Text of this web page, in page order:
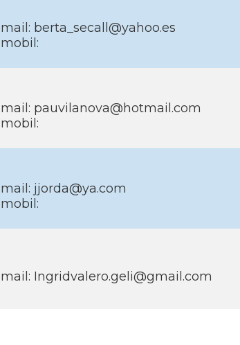
mail: berta_secall@yahoo.es
mobil:
mail: pauvilanova@hotmail.com
mobil:
mail: jjorda@ya.com
mobil:
mail: Ingridvalero.geli@gmail.com